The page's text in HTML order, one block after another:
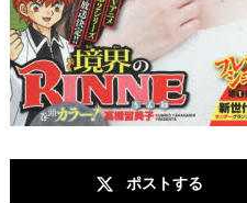
ポストする